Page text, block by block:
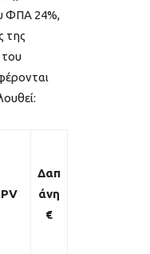
ΦΠΑ 24%,
της
Δαπ
άνη
€